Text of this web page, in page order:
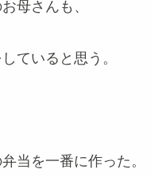
母さんも、
ていると思う。
当を一番に作った。